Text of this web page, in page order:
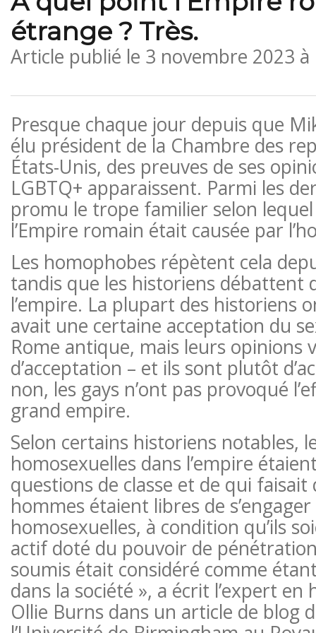
étrange ? Très.
Article publié le 3 novembre 2023 à
Presque chaque jour depuis que
élu président de la Chambre des
États-Unis, des preuves de ses
LGBTQ+ apparaissent. Parmi les
promu le trope familier selon
l’Empire romain était causée par
Les homophobes répètent cela
tandis que les historiens débattent
l’empire. La plupart des historiens
avait une certaine acceptation du
Rome antique, mais leurs opinions
d’acceptation – et ils sont plutôt
non, les gays n’ont pas provoqué
grand empire.
Selon certains historiens notables,
homosexuelles dans l’empire
questions de classe et de qui faisait
hommes étaient libres de
homosexuelles, à condition qu’ils
actif doté du pouvoir de
soumis était considéré comme
dans la société », a écrit l’expert en
Ollie Burns dans un article de blog